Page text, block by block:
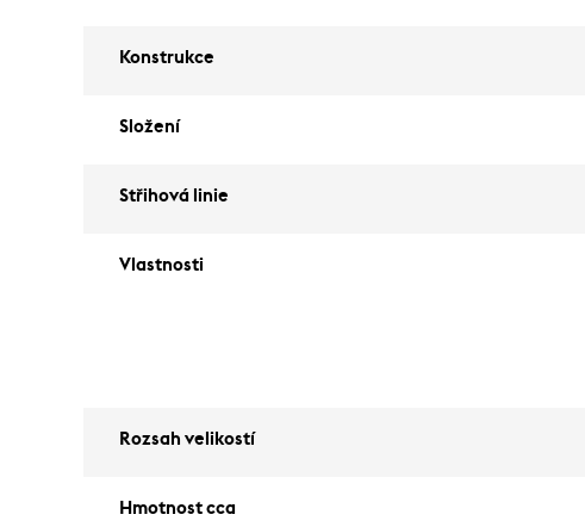
Konstrukce
Složení
Střihová linie
Vlastnosti
Rozsah velikostí
Hmotnost cca